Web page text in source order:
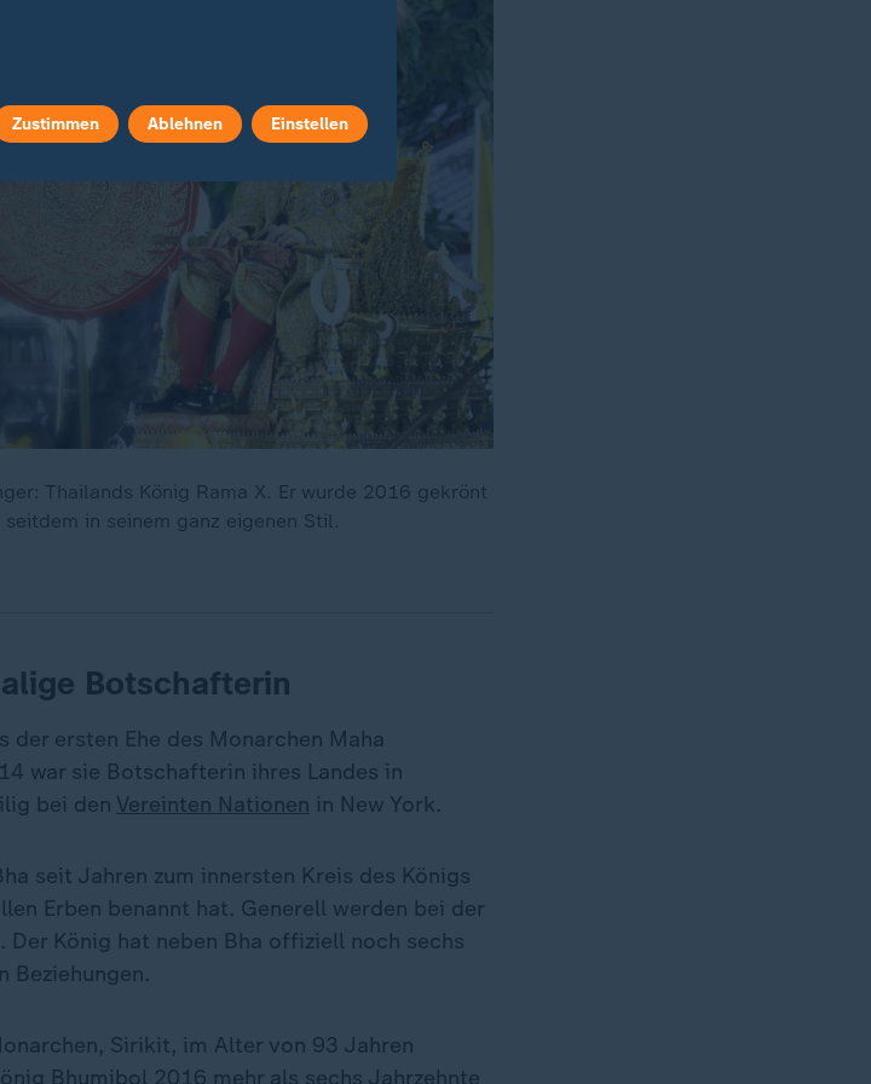
Thailands König Rama X. Er wurde 2016 gekrönt
in seinem ganz eigenen Stil.
Botschafterin
ersten Ehe des Monarchen Maha
war sie Botschafterin ihres Landes in
bei den Vereinten Nationen in New York.
seit Jahren zum innersten Kreis des Königs
Erben benannt hat. Generell werden bei der
König hat neben Bha offiziell noch sechs
Beziehungen.
Sirikit, im Alter von 93 Jahren
Bhumibol 2016 mehr als sechs Jahrzehnte
Zustimmen Ablehnen Einstellen